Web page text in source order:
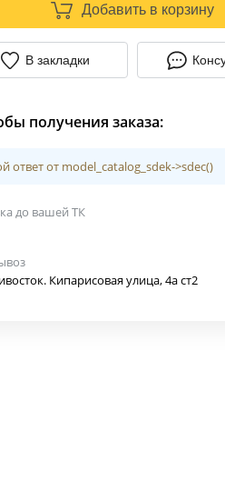
Добавить в корзину
В закладки
получения заказа:
ответ от model_catalog_sdek->sdec()
до вашей ТК
Кипарисовая улица, 4а ст2